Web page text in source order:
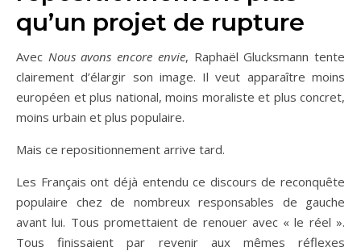
qu’un projet de rupture
Avec Nous avons encore envie, Raphaël Glucksmann tente
clairement d’élargir son image. Il veut apparaître moins
européen et plus national, moins moraliste et plus concret,
moins urbain et plus populaire.
Mais ce repositionnement arrive tard.
Les Français ont déjà entendu ce discours de reconquête
populaire chez de nombreux responsables de gauche
avant lui. Tous promettaient de renouer avec « le réel ».
Tous finissaient par revenir aux mêmes réflexes